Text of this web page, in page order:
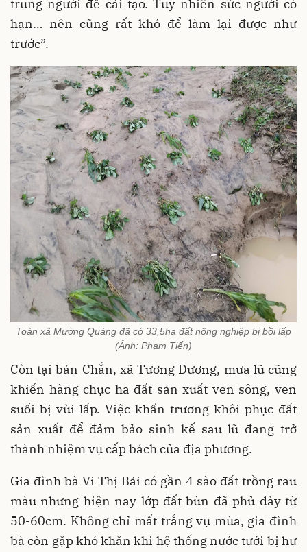
trung người để cải tạo. Tuy nhiên sức người có
hạn… nên cũng rất khó để làm lại được như
trước”.
Toàn xã Mường Quàng đã có 33,5ha đất nông nghiệp bị bồi lấp
(Ảnh: Phạm Tiến)
Còn tại bản Chắn, xã Tương Dương, mưa lũ cũng
khiến hàng chục ha đất sản xuất ven sông, ven
suối bị vùi lấp. Việc khẩn trương khôi phục đất
sản xuất để đảm bảo sinh kế sau lũ đang trở
thành nhiệm vụ cấp bách của địa phương.
Gia đình bà Vi Thị Bải có gần 4 sào đất trồng rau
màu nhưng hiện nay lớp đất bùn đã phủ dày từ
50-60cm. Không chỉ mất trắng vụ mùa, gia đình
bà còn gặp khó khăn khi hệ thống nước tưới bị hư